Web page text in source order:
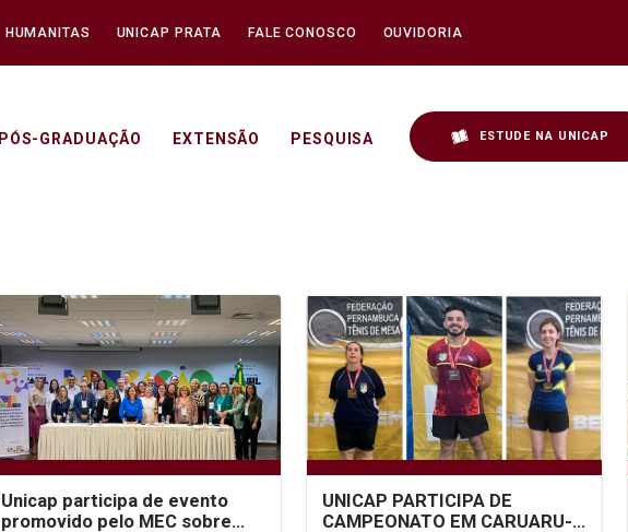
HUMANITAS UNICAP PRATA FALE CONOSCO OUVIDORIA
PÓS-GRADUAÇÃO EXTENSÃO PESQUISA ESTUDE NA UNICAP
Unicap participa de evento
promovido pelo MEC sobre
UNICAP PARTICIPA DE
CAMPEONATO EM CARUARU-